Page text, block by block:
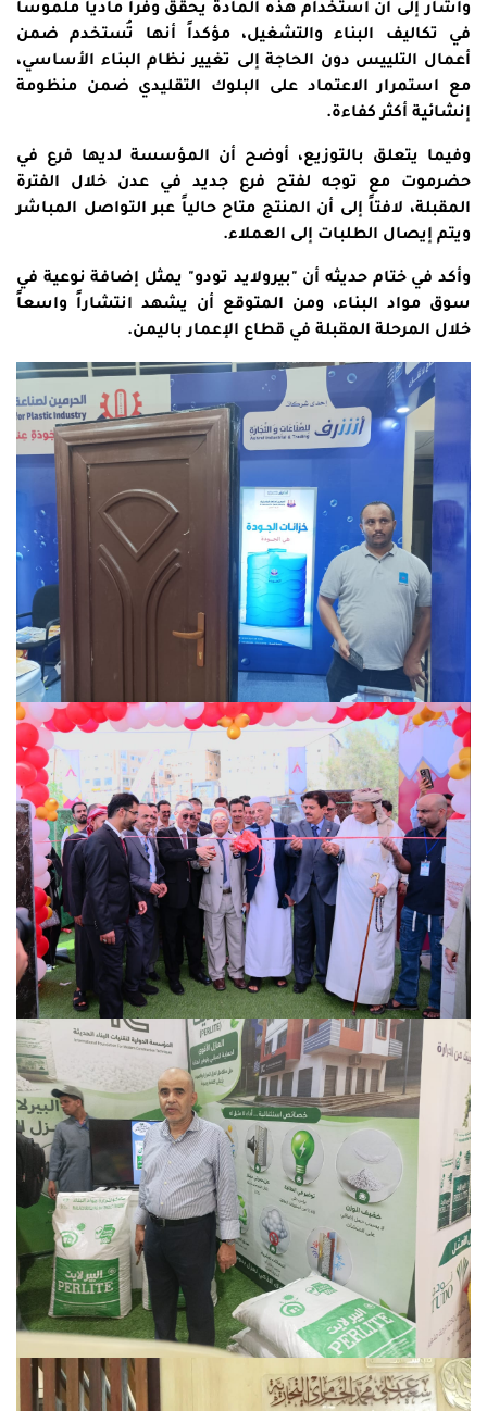
وأشار إلى أن استخدام هذه المادة يحقق وفراً مادياً ملموساً
في تكاليف البناء والتشغيل، مؤكداً أنها تُستخدم ضمن
أعمال التلييس دون الحاجة إلى تغيير نظام البناء الأساسي،
مع استمرار الاعتماد على البلوك التقليدي ضمن منظومة
إنشائية أكثر كفاءة.
وفيما يتعلق بالتوزيع، أوضح أن المؤسسة لديها فرع في
حضرموت مع توجه لفتح فرع جديد في عدن خلال الفترة
المقبلة، لافتاً إلى أن المنتج متاح حالياً عبر التواصل المباشر
ويتم إيصال الطلبات إلى العملاء.
وأكد في ختام حديثه أن "بيرولايد تودو" يمثل إضافة نوعية في
سوق مواد البناء، ومن المتوقع أن يشهد انتشاراً واسعاً
خلال المرحلة المقبلة في قطاع الإعمار باليمن.